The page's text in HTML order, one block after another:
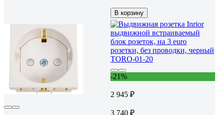
В корзину
-21%
2 945 ₽
3 740 ₽